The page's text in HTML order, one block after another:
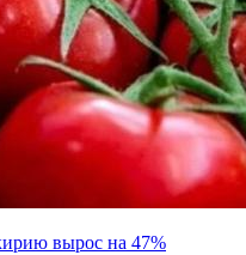
вырос на 47%